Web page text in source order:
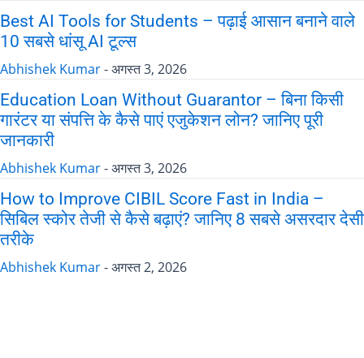
Best AI Tools for Students – पढ़ाई आसान बनाने वाले
10 सबसे धांसू AI टूल्स
Abhishek Kumar-अगस्त 3, 2026
Education Loan Without Guarantor – बिना किसी
गारंटर या संपत्ति के कैसे पाएं एजुकेशन लोन? जानिए पूरी
जानकारी
Abhishek Kumar-अगस्त 3, 2026
How to Improve CIBIL Score Fast in India –
सिबिल स्कोर तेजी से कैसे बढ़ाएं? जानिए 8 सबसे असरदार देसी
तरीके
Abhishek Kumar-अगस्त 2, 2026